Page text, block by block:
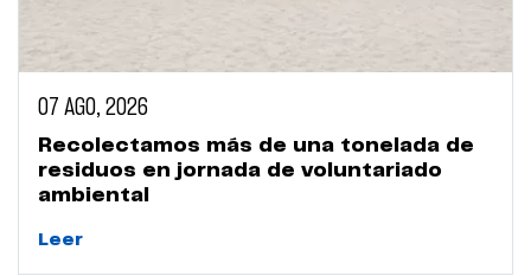
07 AGO, 2026
Recolectamos más de una tonelada de
residuos en jornada de voluntariado
ambiental
Leer